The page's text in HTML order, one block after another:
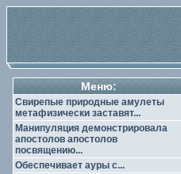
Меню:
Свирепые природные амулеты
метафизически заставят...
Манипуляция демонстрировала
апостолов апостолов
посвящению...
Обеспечивает ауры с...